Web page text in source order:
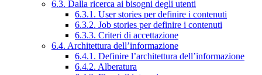
6.3. Dalla ricerca ai bisogni degli utenti
6.3.1. User stories per definire i contenuti
6.3.2. Job stories per definire i contenuti
6.3.3. Criteri di accettazione
6.4. Architettura dell’informazione
6.4.1. Definire l’architettura dell’informazione
6.4.2. Alberatura